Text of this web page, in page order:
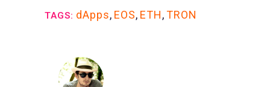
TAGS: dApps, EOS, ETH,TRON